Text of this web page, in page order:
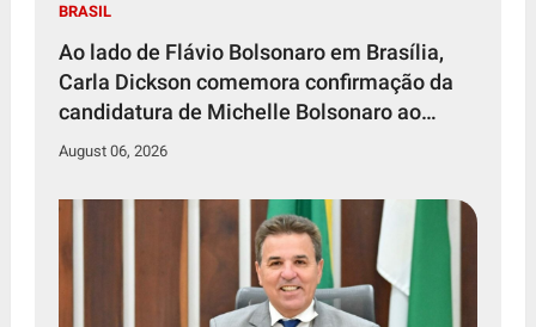
BRASIL
Ao lado de Flávio Bolsonaro em Brasília,
Carla Dickson comemora confirmação da
candidatura de Michelle Bolsonaro ao
Senado Federal
August 06, 2026